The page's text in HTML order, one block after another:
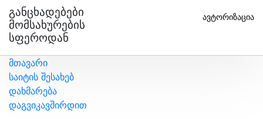
Განცხადებები
Მომსახურების
Სფეროდან
ავტორიზაცია
მთავარი
საიტის შესახებ
დახმარება
დაგვიკავშირდით